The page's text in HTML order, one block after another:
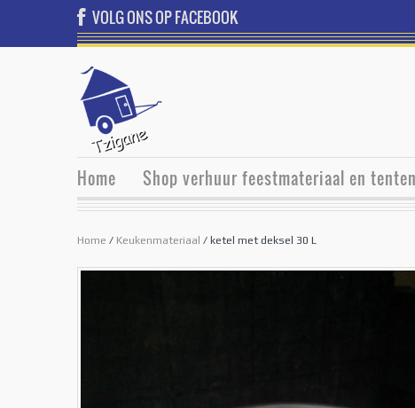
VOLG ONS OP FACEBOOK
Home Shop verhuur feestmateriaal en tenten
Home / Keukenmateriaal / ketel met deksel 30 L